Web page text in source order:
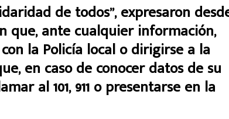
de todos”, expresaron
que, ante cualquier información,
la Policía local o dirigirse a la
en caso de conocer datos de su
al 101, 911 o presentarse en la